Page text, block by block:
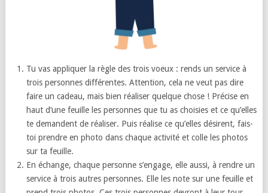
Tu vas appliquer la règle des trois voeux : rends un service à
trois personnes différentes. Attention, cela ne veut pas dire
faire un cadeau, mais bien réaliser quelque chose ! Précise en
haut d’une feuille les personnes que tu as choisies et ce qu’elles
te demandent de réaliser. Puis réalise ce qu’elles désirent, fais-
toi prendre en photo dans chaque activité et colle les photos
sur ta feuille.
En échange, chaque personne s’engage, elle aussi, à rendre un
service à trois autres personnes. Elle les note sur une feuille et